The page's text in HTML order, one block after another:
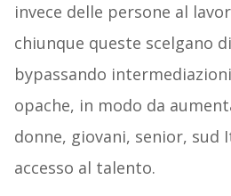
invece delle persone al
chiunque queste scelgano
bypassando
opache, in modo da
donne, giovani, senior, sud
accesso al talento.